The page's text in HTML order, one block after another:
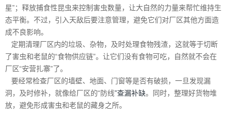
星”；释放捕食性昆虫来控制害虫数量，让大自然的力量来帮忙维持生
态平衡。不过，引入天敌后要注意管理，避免它们对厂区其他方面造
成不良影响。
定期清理厂区内的垃圾、杂物，及时处理食物残渣，这就等于切断
了害虫和老鼠的“食物供应链”。让它们没有食物可吃，自然就不会在
厂区“安营扎寨”了。
要经常检查厂区的墙壁、地面、门窗等是否有破损，一旦发现漏
洞，及时修补，就像给厂区的“防线”查漏补缺。同时，整理好货物堆
放，避免形成害虫和老鼠的藏身之所。